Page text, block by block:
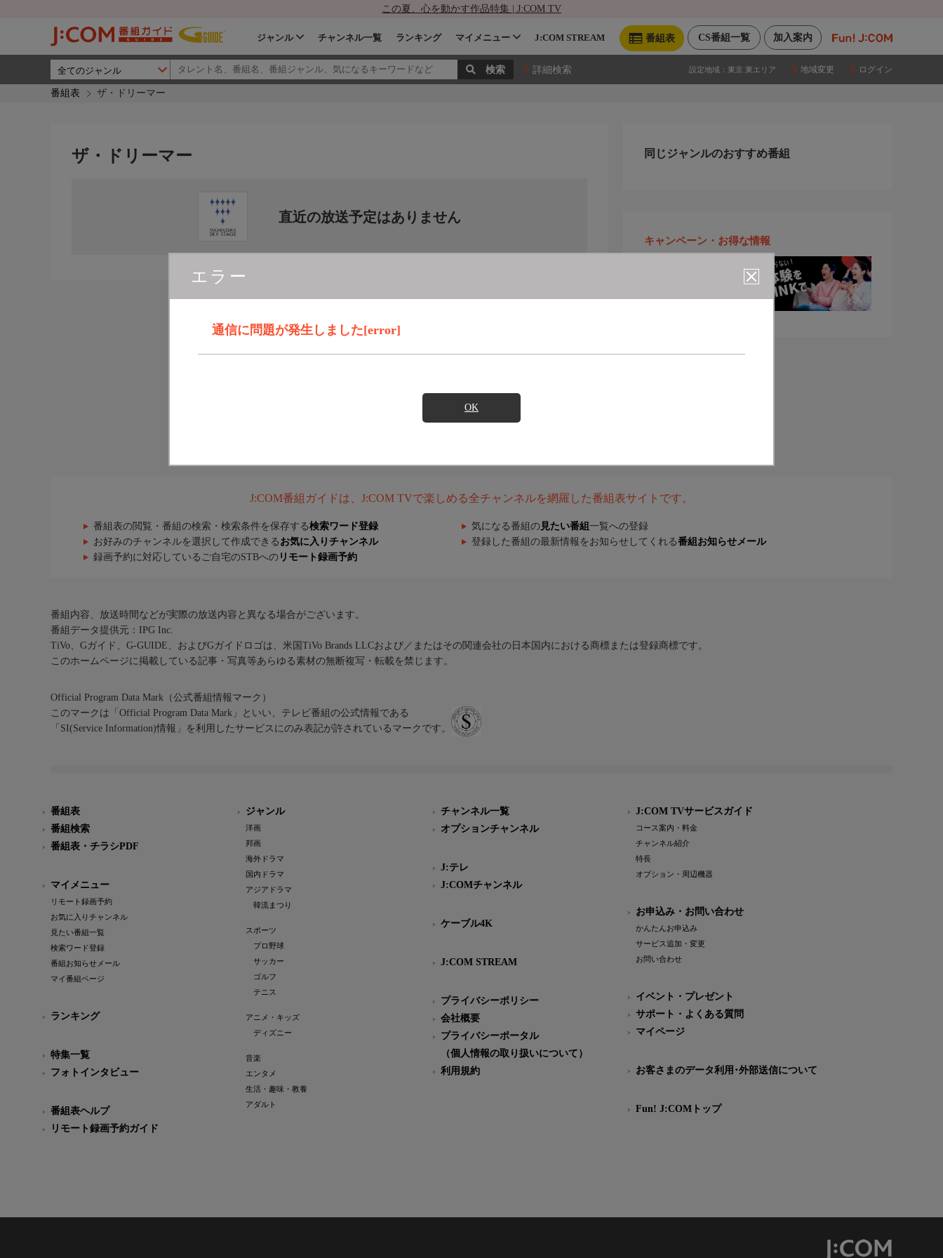
この夏、心を動かす作品特集 | J:COM TV
加入案内
CS番組一覧
番組表
ジャンル チャンネル一覧 ランキング マイメニュー J:COM STREAM
詳細検索 設定地域： 東京 東エリア 地域変更 ログイン
番組表 ザ・ドリーマー
エラー
通信に問題が発生しました[error]
OK
ザ・ドリーマー
直近の放送予定はありません
同じジャンルのおすすめ番組
キャンペーン・お得な情報
J:COM番組ガイドは、J:COM TVで楽しめる全チャンネルを網羅した番組表サイトです。
番組表の閲覧・番組の検索・検索条件を保存する検索ワード登録 気になる番組の 見たい番組 一覧への登録
お好みのチャンネルを選択して作成できる お気に入りチャンネル 登録した番組の最新情報をお知らせしてくれる番組お知らせメール
録画予約に対応しているご自宅のSTBへの リモート録画予約
番組内容、放送時間などが実際の放送内容と異なる場合がございます。
番組データ提供元：IPG Inc.
TiVo、Gガイド、G-GUIDE、およびGガイドロゴは、米国TiVo Brands LLCおよび／またはその関連会社の日本国内における商標または登録商標です。
このホームページに掲載している記事・写真等あらゆる素材の無断複写・転載を禁じます。
Official Program Data Mark（公式番組情報マーク）
このマークは「Official Program Data Mark」といい、テレビ番組の公式情報である
「SI(Service Information)情報」を利用したサービスにのみ表記が許されているマークです。
番組表
番組検索
番組表・チラシPDF
マイメニュー
リモート録画予約
お気に入りチャンネル
見たい番組一覧
検索ワード登録
番組お知らせメール
マイ番組ページ
ランキング
特集一覧
フォトインタビュー
番組表ヘルプ
リモート録画予約ガイド
ジャンル
洋画
邦画
海外ドラマ
国内ドラマ
アジアドラマ
韓流まつり
スポーツ
プロ野球
サッカー
ゴルフ
テニス
アニメ・キッズ
ディズニー
音楽
エンタメ
生活・趣味・教養
アダルト
チャンネル一覧
オプションチャンネル
J:テレ
J:COMチャンネル
ケーブル4K
J:COM STREAM
プライバシーポリシー
会社概要
プライバシーポータル
（個人情報の取り扱いについて）
利用規約
J:COM TVサービスガイド
コース案内・料金
チャンネル紹介
特長
オプション・周辺機器
お申込み・お問い合わせ
かんたんお申込み
サービス追加・変更
お問い合わせ
イベント・プレゼント
サポート・よくある質問
マイページ
お客さまのデータ利用･外部送信について
Fun! J:COMトップ